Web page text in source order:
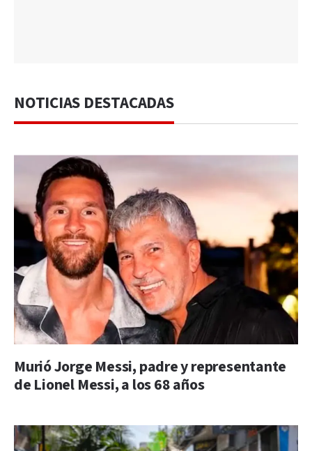
NOTICIAS DESTACADAS
Murió Jorge Messi, padre y representante
de Lionel Messi, a los 68 años